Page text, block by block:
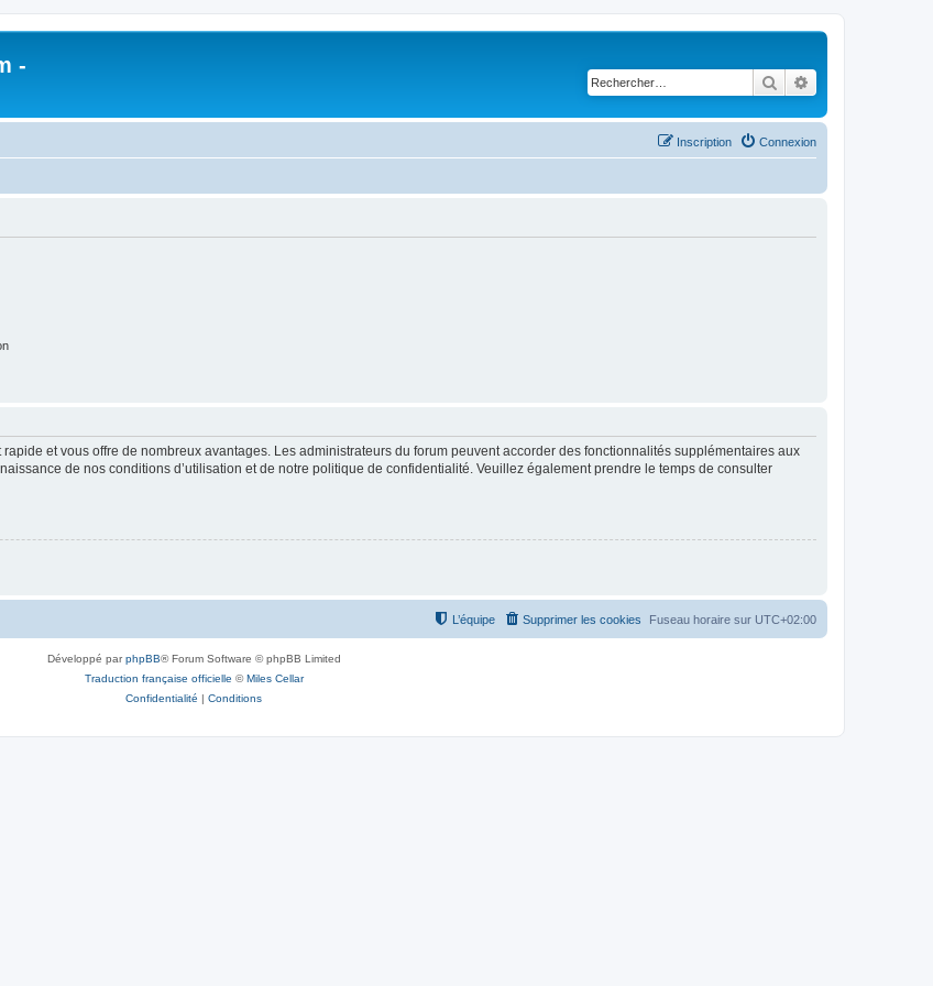
-
Rechercher
Connexion
Inscription
et vous offre de nombreux avantages. Les administrateurs du forum peuvent accorder des fonctionnalités supplémentaires aux
de nos conditions d’utilisation et de notre politique de confidentialité. Veuillez également prendre le temps de consulter
Fuseau horaire sur UTC+02:00
Supprimer les cookies
L’équipe
Développé parphpBB® Forum Software © phpBB Limited
Traduction française officielle ©Miles Cellar
Confidentialité | Conditions